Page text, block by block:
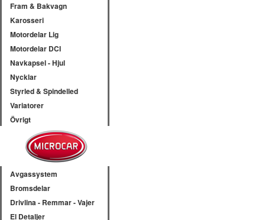
Fram & Bakvagn
Karosseri
Motordelar Lig
Motordelar DCI
Navkapsel - Hjul
Nycklar
Styrled & Spindelled
Variatorer
Övrigt
Avgassystem
Bromsdelar
Drivlina - Remmar - Vajer
El Detaljer